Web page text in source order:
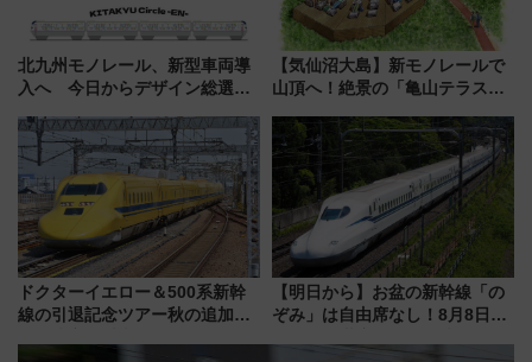
北九州モノレール、新型車両導
入へ 今日からデザイン総選挙
【気仙沼大島】新モノレールで
山頂へ！絶景の「亀山テラス
暇村のお得な日帰りプランも登
場
ドクターイエロー＆500系新幹
線の引退記念ツアー秋の追加企
【明日から】お盆の新幹線「の
ぞみ」は自由席なし！8月8日午